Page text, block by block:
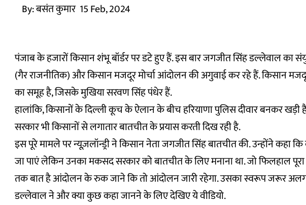
By:बसंत कुमार 15 Feb, 2024
पंजाब के हजारों किसान शंभू बॉर्डर पर डटे हुए हैं. इस बार जगजीत सिंह डल्लेवाल का
(गैर राजनीतिक) और किसान मजदूर मोर्चा आंदोलन की अगुवाई कर रहे हैं. किसान मजदूर
का समूह है, जिसके मुखिया सरवण सिंह पंधेर हैं.
हालांकि, किसानों के दिल्ली कूच के ऐलान के बीच हरियाणा पुलिस दीवार बनकर
सरकार भी किसानों से लगातार बातचीत के प्रयास करती दिख रही है.
इस पूरे मामले पर न्यूज़लॉन्ड्री ने किसान नेता जगजीत सिंह बातचीत की. उन्होंने कहा
जा पाएं लेकिन उनका मकसद सरकार को बातचीत के लिए मनाना था. जो फिलहाल पूरा
तक बात है आंदोलन के रुक जाने कि तो आंदोलन जारी रहेगा. उसका स्वरूप जरूर
डल्लेवाल ने और क्या कुछ कहा जानने के लिए देखिए ये वीडियो.